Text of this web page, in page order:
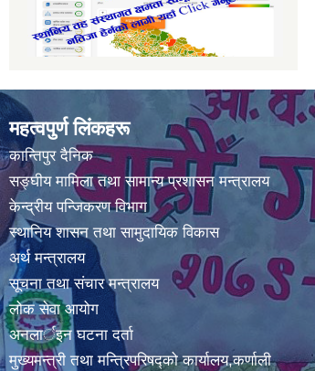
महत्वपुर्ण लिंकहरू
कान्तिपुर दैनिक
सङ्घीय मामिला तथा सामान्य प्रशासन मन्त्रालय
केन्द्रीय पन्जिकरण विभाग
स्थानिय शासन तथा सामुदायिक विकास
अर्थ मन्त्रालय
सूचना तथा संचार मन्त्रालय
लोक सेवा आयोग
अनलार्इन घटना दर्ता
मुख्यमन्त्री तथा मन्त्रिपरिषद्को कार्यालय,कर्णाली